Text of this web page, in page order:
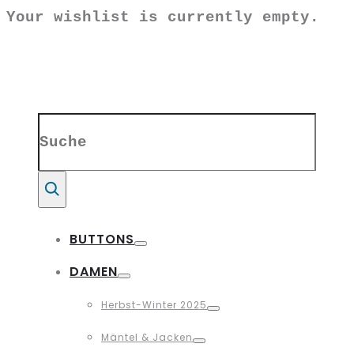
Your wishlist is currently empty.
Suche
BUTTONS
DAMEN
Herbst-Winter 2025
Mäntel & Jacken